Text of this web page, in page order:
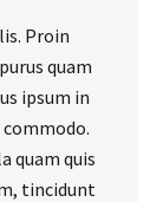
Proin
quam
ipsum in
quam quis
tincidunt